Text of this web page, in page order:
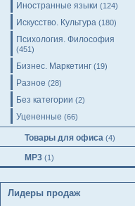
Иностранные языки (124)
Искусство. Культура (180)
Психология. Философия
(451)
Бизнес. Маркетинг (19)
Разное (28)
Без категории (2)
Уцененные (66)
Товары для офиса (4)
MP3 (1)
Лидеры продаж